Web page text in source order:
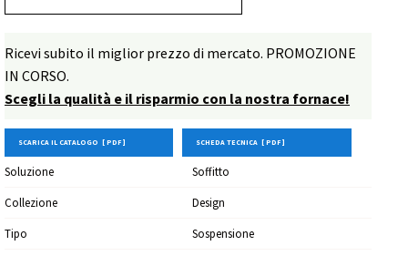
Ricevi subito il miglior prezzo di mercato. PROMOZIONE
IN CORSO.
Scegli la qualità e il risparmio con la nostra fornace!
SCARICA IL CATALOGO [ PDF ] SCHEDA TECNICA [ PDF ]
Soluzione
Soffitto
Collezione
Design
Tipo
Sospensione